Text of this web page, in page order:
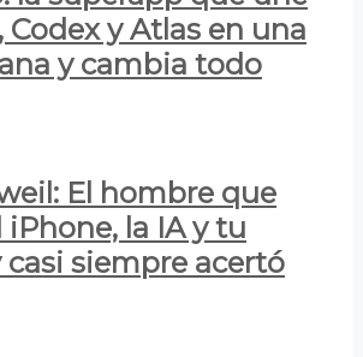
Codex y Atlas en una
y cambia todo
El hombre que
la IA y tu
siempre acertó